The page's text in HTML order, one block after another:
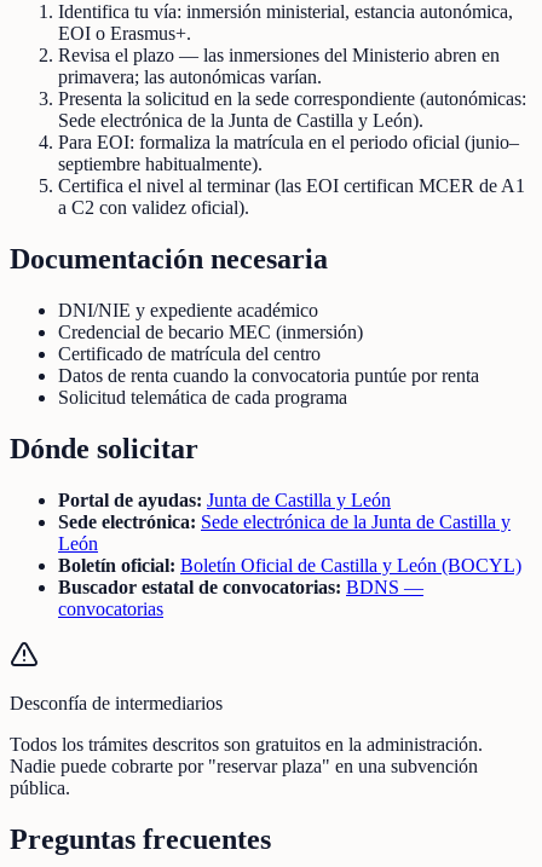
Identifica tu vía: inmersión ministerial, estancia autonómica,
EOI o Erasmus+.
Revisa el plazo — las inmersiones del Ministerio abren en
primavera; las autonómicas varían.
Presenta la solicitud en la sede correspondiente (autonómicas:
Sede electrónica de la Junta de Castilla y León).
Para EOI: formaliza la matrícula en el periodo oficial (junio–
septiembre habitualmente).
Certifica el nivel al terminar (las EOI certifican MCER de A1
a C2 con validez oficial).
Documentación necesaria
DNI/NIE y expediente académico
Credencial de becario MEC (inmersión)
Certificado de matrícula del centro
Datos de renta cuando la convocatoria puntúe por renta
Solicitud telemática de cada programa
Dónde solicitar
Portal de ayudas: Junta de Castilla y León
Sede electrónica: Sede electrónica de la Junta de Castilla y
León
Boletín oficial: Boletín Oficial de Castilla y León (BOCYL)
Buscador estatal de convocatorias: BDNS —
convocatorias
Desconfía de intermediarios
Todos los trámites descritos son gratuitos en la administración.
Nadie puede cobrarte por "reservar plaza" en una subvención
pública.
Preguntas frecuentes